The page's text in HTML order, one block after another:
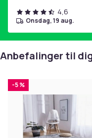
4,6
onsdag, 19 aug.
Anbefalinger til
-5 %